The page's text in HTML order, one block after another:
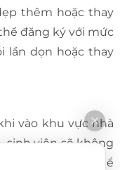
thêm hoặc thay
đăng ký với mức
lần dọn hoặc thay
vào khu vực nhà
sinh viên sẽ không
hàng và chỉ có thể